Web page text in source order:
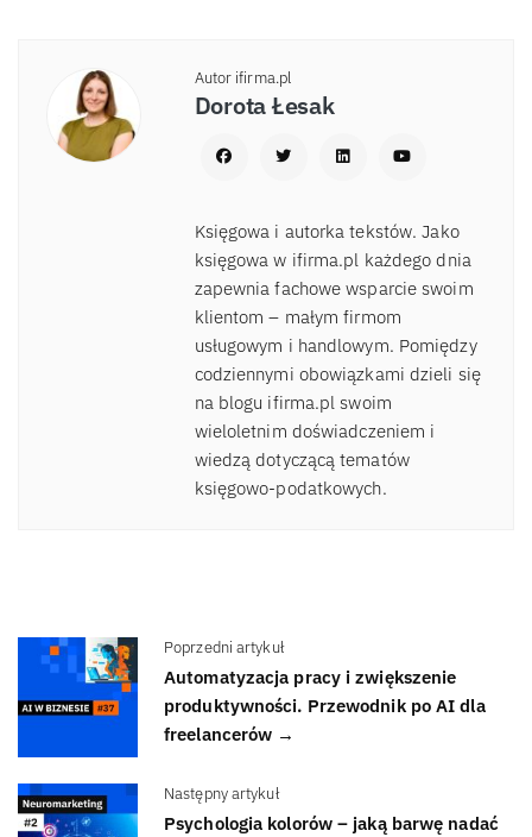
Autor ifirma.pl
Dorota Łesak
Księgowa i autorka tekstów. Jako
księgowa w ifirma.pl każdego dnia
zapewnia fachowe wsparcie swoim
klientom – małym firmom
usługowym i handlowym. Pomiędzy
codziennymi obowiązkami dzieli się
na blogu ifirma.pl swoim
wieloletnim doświadczeniem i
wiedzą dotyczącą tematów
księgowo-podatkowych.
Poprzedni artykuł
Automatyzacja pracy i zwiększenie
produktywności. Przewodnik po AI dla
freelancerów →
Następny artykuł
Psychologia kolorów – jaką barwę nadać